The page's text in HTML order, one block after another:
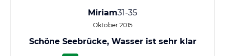
Miriam31-35
Oktober 2015
Schöne Seebrücke, Wasser ist sehr klar